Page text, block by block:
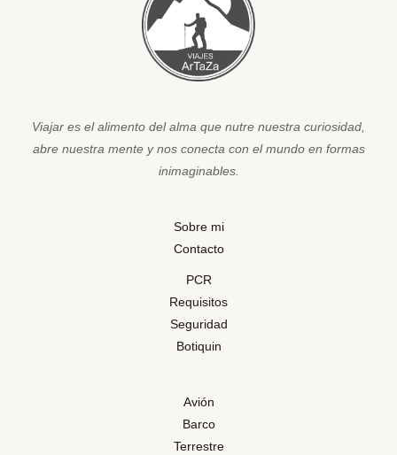
Viajar es el alimento del alma que nutre nuestra curiosidad,
abre nuestra mente y nos conecta con el mundo en formas
inimaginables.
Sobre mi
Contacto
PCR
Requisitos
Seguridad
Botiquin
Avión
Barco
Terrestre